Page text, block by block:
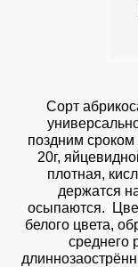
Сорт
поздним
20г,
плотная,
держатся
осыпаются.
белого цвета,
среднего